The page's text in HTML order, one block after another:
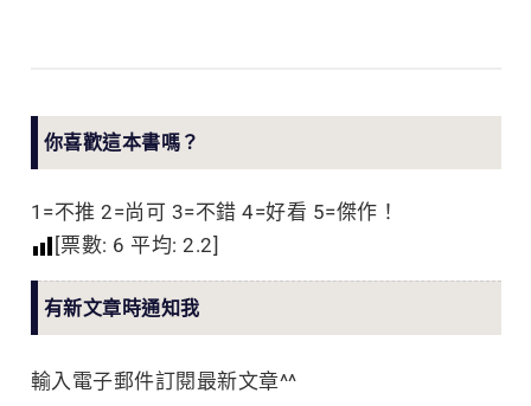
你喜歡這本書嗎？
1=不推 2=尚可 3=不錯 4=好看 5=傑作！
[票數: 6 平均: 2.2]
有新文章時通知我
輸入電子郵件訂閱最新文章^^